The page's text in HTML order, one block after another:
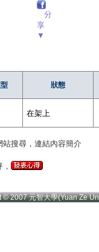
分
享
▼
狀態
在架上
站搜尋，連結內容簡介
© 2007 元智大學(Yuan Ze